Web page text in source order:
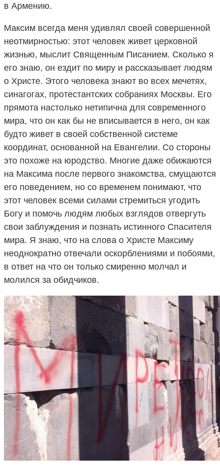
в Армению.
Максим всегда меня удивлял своей совершенной
неотмирностью: этот человек живет церковной
жизнью, мыслит Священным Писанием. Сколько я
его знаю, он ездит по миру и рассказывает людям
о Христе. Этого человека знают во всех мечетях,
синагогах, протестантских собраниях Москвы. Его
прямота настолько нетипична для современного
мира, что он как бы не вписывается в него, он как
будто живет в своей собственной системе
координат, основанной на Евангелии. Со стороны
это похоже на юродство. Многие даже обижаются
на Максима после первого знакомства, смущаются
его поведением, но со временем понимают, что
этот человек всеми силами стремиться угодить
Богу и помочь людям любых взглядов отвергуть
свои заблуждения и познать истинного Спасителя
мира. Я знаю, что на слова о Христе Максиму
неоднократно отвечали оскорблениями и побоями,
в ответ на что он только смиренно молчал и
молился за обидчиков.